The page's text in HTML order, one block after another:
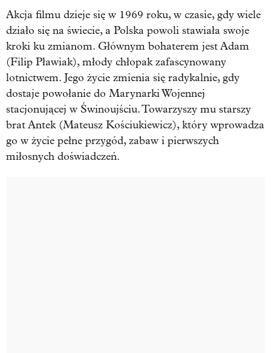
Akcja filmu dzieje się w 1969 roku, w czasie, gdy wiele
działo się na świecie, a Polska powoli stawiała swoje
kroki ku zmianom. Głównym bohaterem jest Adam
(Filip Pławiak), młody chłopak zafascynowany
lotnictwem. Jego życie zmienia się radykalnie, gdy
dostaje powołanie do Marynarki Wojennej
stacjonującej w Świnoujściu. Towarzyszy mu starszy
brat Antek (Mateusz Kościukiewicz), który wprowadza
go w życie pełne przygód, zabaw i pierwszych
miłosnych doświadczeń.